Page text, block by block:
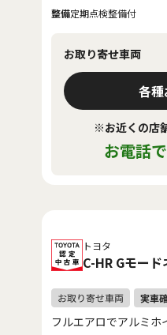
整備定期点検整備付
お取り寄せ車両
各
※お近くの店
お電話
トヨタ
C-HR Gモー
フルエアロでアルミ